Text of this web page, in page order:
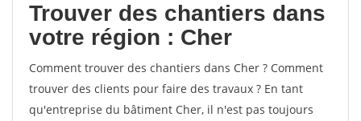
Trouver des chantiers dans
votre région : Cher
Comment trouver des chantiers dans Cher ? Comment
trouver des clients pour faire des travaux ? En tant
qu'entreprise du bâtiment Cher, il n'est pas toujours